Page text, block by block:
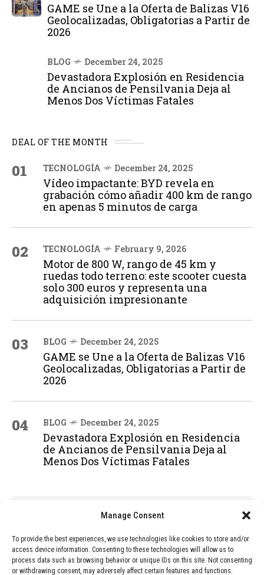
Manage Consent
To provide the best experiences, we use technologies like cookies to store and/or
access device information. Consenting to these technologies will allow us to
process data such as browsing behavior or unique IDs on this site. Not consenting
or withdrawing consent, may adversely affect certain features and functions.
GAME se Une a la Oferta de Balizas V16
Geolocalizadas, Obligatorias a Partir de
2026
BLOG December 24, 2025
Devastadora Explosión en Residencia
de Ancianos de Pensilvania Deja al
Menos Dos Víctimas Fatales
DEAL OF THE MONTH
01 TECNOLOGÍA December 24, 2025
Vídeo impactante: BYD revela en
grabación cómo añadir 400 km de rango
en apenas 5 minutos de carga
02 TECNOLOGÍA February 9, 2026
Motor de 800 W, rango de 45 km y
ruedas todo terreno: este scooter cuesta
solo 300 euros y representa una
adquisición impresionante
03 BLOG December 24, 2025
GAME se Une a la Oferta de Balizas V16
Geolocalizadas, Obligatorias a Partir de
2026
04 BLOG December 24, 2025
Devastadora Explosión en Residencia
de Ancianos de Pensilvania Deja al
Menos Dos Víctimas Fatales